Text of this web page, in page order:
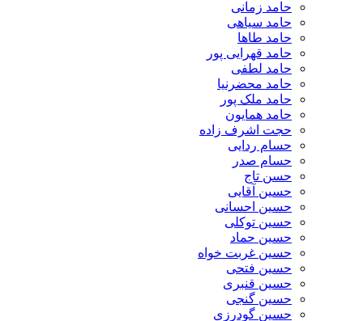
حامد زمانی
حامد سیاهی
حامد طاها
حامد قهرایی پور
حامد لطفی
حامد محضرنیا
حامد ملک پور
حامد همایون
حجت اشرف زاده
حسام ردایی
حسام صدر
حسن تاج
حسین آقایی
حسین احسانی
حسین توکلی
حسین حماد
حسین غربت خواه
حسین فتحی
حسین قنبری
حسین گنجی
حسین گودرزی